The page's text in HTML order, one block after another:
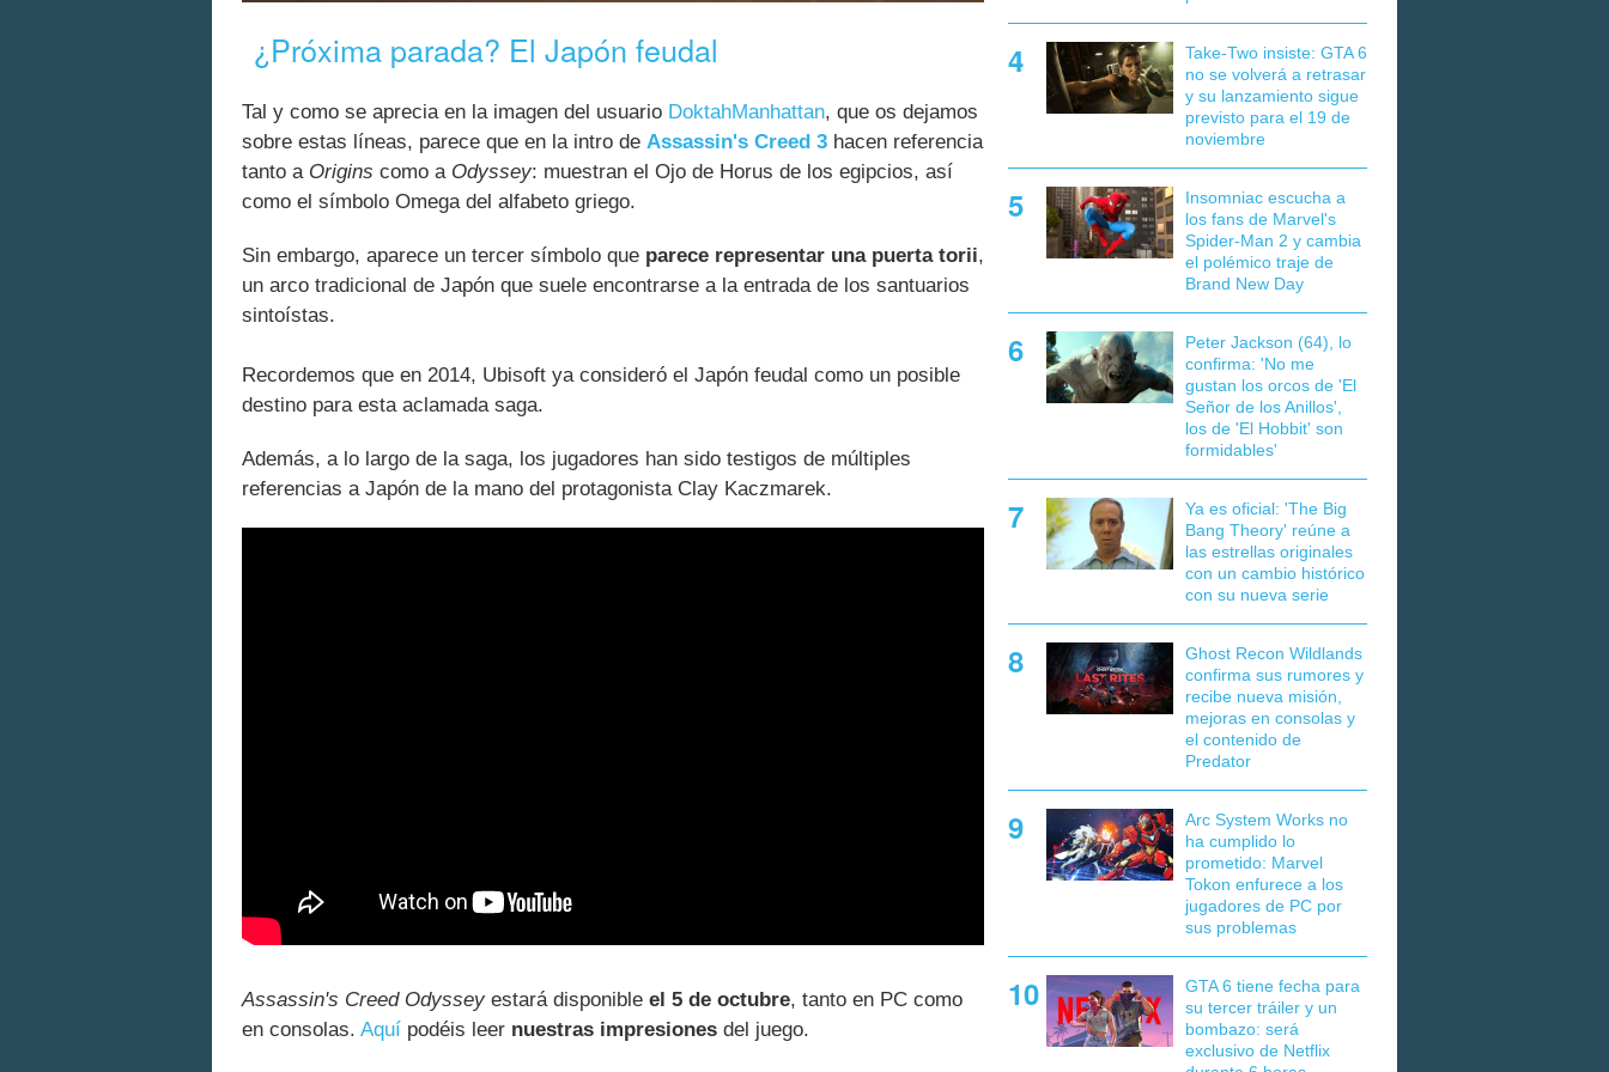
¿Próxima parada? El Japón feudal
Tal y como se aprecia en la imagen del usuario DoktahManhattan, que os dejamos
sobre estas líneas, parece que en la intro de Assassin's Creed 3 hacen referencia
tanto a Origins como a Odyssey: muestran el Ojo de Horus de los egipcios, así
como el símbolo Omega del alfabeto griego.
Sin embargo, aparece un tercer símbolo que parece representar una puerta torii,
un arco tradicional de Japón que suele encontrarse a la entrada de los santuarios
sintoístas.
Recordemos que en 2014, Ubisoft ya consideró el Japón feudal como un posible
destino para esta aclamada saga.
Además, a lo largo de la saga, los jugadores han sido testigos de múltiples
referencias a Japón de la mano del protagonista Clay Kaczmarek.
Assassin's Creed Odyssey estará disponible el 5 de octubre, tanto en PC como
en consolas. Aquí podéis leer nuestras impresiones del juego.
Take-Two insiste: GTA 6
no se volverá a retrasar
y su lanzamiento sigue
previsto para el 19 de
noviembre
Insomniac escucha a
los fans de Marvel's
Spider-Man 2 y cambia
el polémico traje de
Brand New Day
Peter Jackson (64), lo
confirma: 'No me
gustan los orcos de 'El
Señor de los Anillos',
los de 'El Hobbit' son
formidables'
Ya es oficial: 'The Big
Bang Theory' reúne a
las estrellas originales
con un cambio histórico
con su nueva serie
Ghost Recon Wildlands
confirma sus rumores y
recibe nueva misión,
mejoras en consolas y
el contenido de
Predator
Arc System Works no
ha cumplido lo
prometido: Marvel
Tokon enfurece a los
jugadores de PC por
sus problemas
GTA 6 tiene fecha para
su tercer tráiler y un
bombazo: será
exclusivo de Netflix